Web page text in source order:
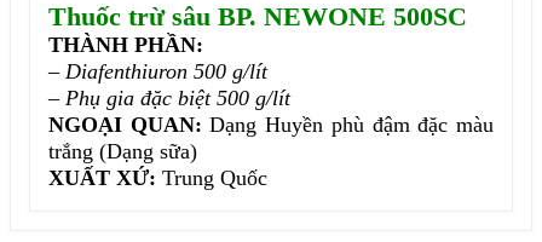
Thuốc trừ sâu BP. NEWONE 500SC
THÀNH PHẦN:
– Diafenthiuron 500 g/lít
– Phụ gia đặc biệt 500 g/lít
NGOẠI QUAN:Dạng Huyền phù đậm đặc màu
trắng (Dạng sữa)
XUẤT XỨ: Trung Quốc